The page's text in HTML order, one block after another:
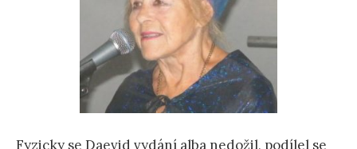
Fyzicky se Daevid vydání alba nedožil, podílel se